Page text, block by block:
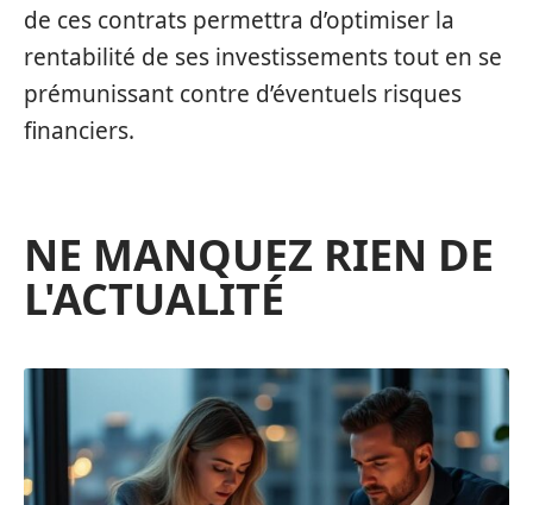
de ces contrats permettra d’optimiser la
rentabilité de ses investissements tout en se
prémunissant contre d’éventuels risques
financiers.
NE MANQUEZ RIEN DE
L'ACTUALITÉ